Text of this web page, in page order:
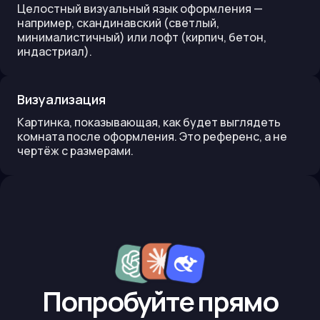
Целостный визуальный язык оформления —
например, скандинавский (светлый,
минималистичный) или лофт (кирпич, бетон,
индастриал).
Визуализация
Картинка, показывающая, как будет выглядеть
комната после оформления. Это референс, а не
чертёж с размерами.
Попробуйте прямо